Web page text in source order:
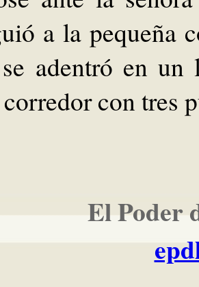
a la pequeña
adentró en
con tres
El Poder